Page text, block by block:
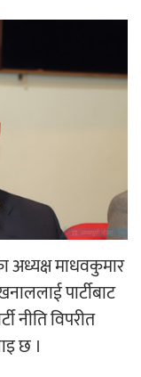
दुई मजदुरको मृत्यु
आफ्नो
अध्यक्ष माधवकुमार
पार्टीबाट
नीति विपरीत
छ ।